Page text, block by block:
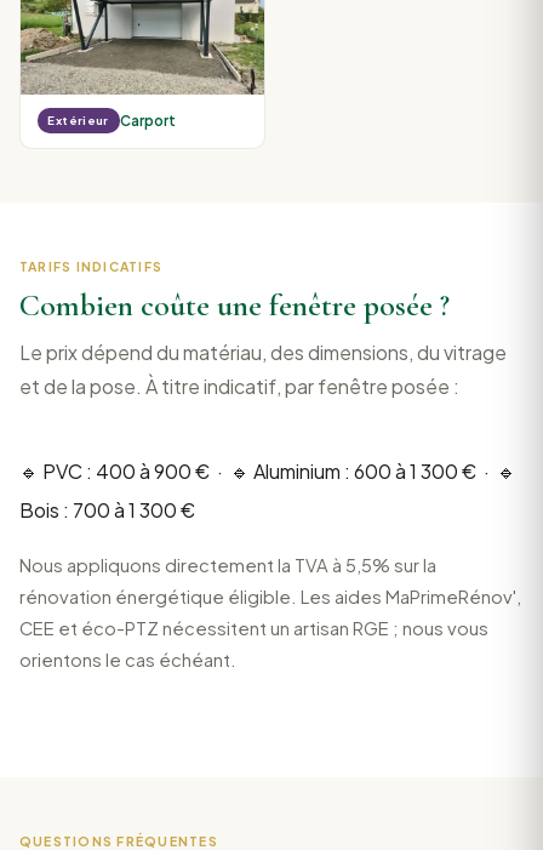
Extérieur Carport
TARIFS INDICATIFS
Combien coûte une fenêtre posée ?
Le prix dépend du matériau, des dimensions, du vitrage
et de la pose. À titre indicatif, par fenêtre posée :
🔹 PVC : 400 à 900 € · 🔹 Aluminium : 600 à 1 300 € · 🔹
Bois : 700 à 1 300 €
Nous appliquons directement la TVA à 5,5% sur la
rénovation énergétique éligible. Les aides MaPrimeRénov',
CEE et éco-PTZ nécessitent un artisan RGE ; nous vous
orientons le cas échéant.
QUESTIONS FRÉQUENTES